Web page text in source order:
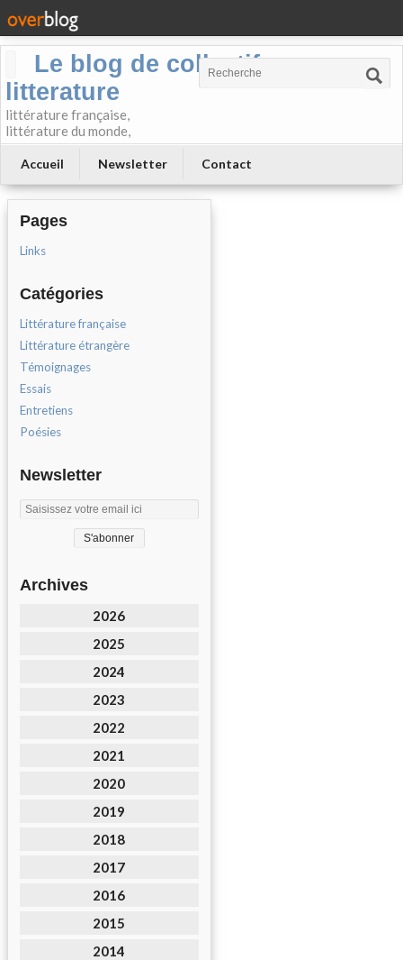
Le blog de collectif-
litterature
littérature française,
littérature du monde,
Accueil Newsletter Contact
Pages
Links
Catégories
Littérature française
Littérature étrangère
Témoignages
Essais
Entretiens
Poésies
Newsletter
Archives
2026
2025
2024
2023
2022
2021
2020
2019
2018
2017
2016
2015
2014